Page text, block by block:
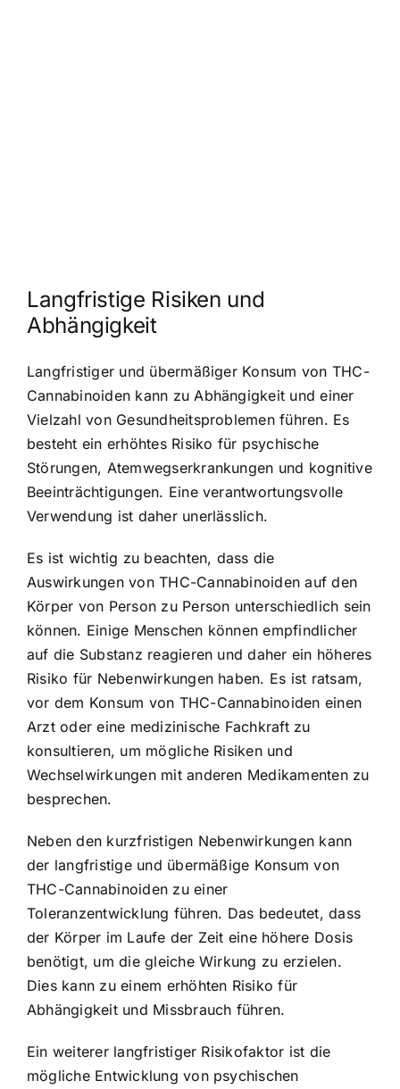
Langfristige Risiken und
Abhängigkeit
Langfristiger und übermäßiger Konsum von THC-
Cannabinoiden kann zu Abhängigkeit und einer
Vielzahl von Gesundheitsproblemen führen. Es
besteht ein erhöhtes Risiko für psychische
Störungen, Atemwegserkrankungen und kognitive
Beeinträchtigungen. Eine verantwortungsvolle
Verwendung ist daher unerlässlich.
Es ist wichtig zu beachten, dass die
Auswirkungen von THC-Cannabinoiden auf den
Körper von Person zu Person unterschiedlich sein
können. Einige Menschen können empfindlicher
auf die Substanz reagieren und daher ein höheres
Risiko für Nebenwirkungen haben. Es ist ratsam,
vor dem Konsum von THC-Cannabinoiden einen
Arzt oder eine medizinische Fachkraft zu
konsultieren, um mögliche Risiken und
Wechselwirkungen mit anderen Medikamenten zu
besprechen.
Neben den kurzfristigen Nebenwirkungen kann
der langfristige und übermäßige Konsum von
THC-Cannabinoiden zu einer
Toleranzentwicklung führen. Das bedeutet, dass
der Körper im Laufe der Zeit eine höhere Dosis
benötigt, um die gleiche Wirkung zu erzielen.
Dies kann zu einem erhöhten Risiko für
Abhängigkeit und Missbrauch führen.
Ein weiterer langfristiger Risikofaktor ist die
mögliche Entwicklung von psychischen